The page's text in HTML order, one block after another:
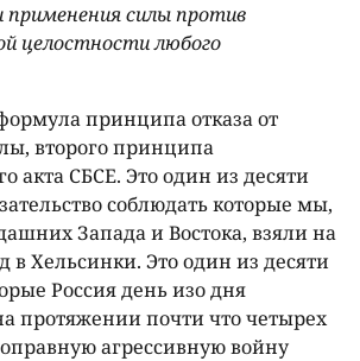
применения силы против
целостности любого
принципа отказа от
второго принципа
акта СБСЕ. Это один из десяти
соблюдать которые мы,
Запада и Востока, взяли на
в Хельсинки. Это один из десяти
Россия день изо дня
протяжении почти что четырех
агрессивную войну